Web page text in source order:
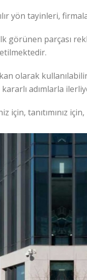
yön tayinleri,
görünen parçası
olarak
adımlarla
için, tanıtımınız